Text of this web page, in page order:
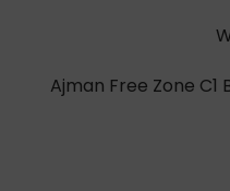
Ajman Free Zone C1